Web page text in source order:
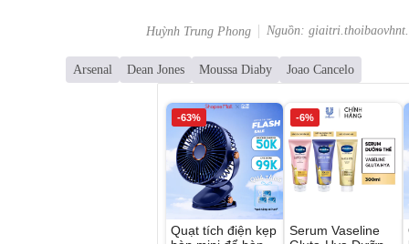
Huỳnh Trung Phong Nguồn:
Arsenal Dean Jones Moussa Diaby Joao Cancelo
-63%
Quạt tích điện kẹp
-6%
Serum Vaseline